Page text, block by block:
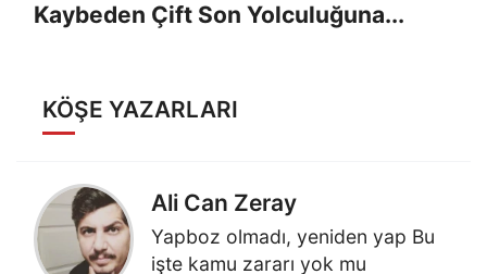
Kaybeden Çift Son Yolculuğuna...
KÖŞE YAZARLARI
Ali Can Zeray
Yapboz olmadı, yeniden yap Bu
işte kamu zararı yok mu